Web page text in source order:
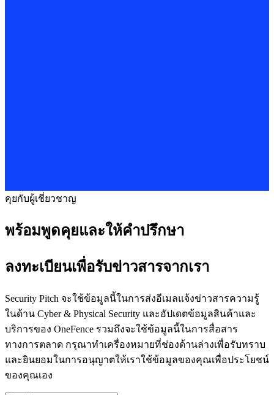
คุยกับผู้เชี่ยวชาญ
พร้อมพูดคุยและให้คำปรึกษา
ลงทะเบียนเพื่อรับข่าวสารจากเรา
Security Pitch จะใช้ข้อมูลนี้ในการส่งอีเมลแจ้งข่าวสารความรู้
ในด้าน Cyber & Physical Security และอัปเดตข้อมูลสินค้าและ
บริการของ OneFence รวมถึงจะใช้ข้อมูลนี้ในการสื่อสาร
ทางการตลาด กรุณาทำเครื่องหมายที่ช่องด้านล่างเพื่อรับทราบ
และยินยอมในการอนุญาตให้เราใช้ข้อมูลของคุณเพื่อประโยชน์
ของคุณเอง